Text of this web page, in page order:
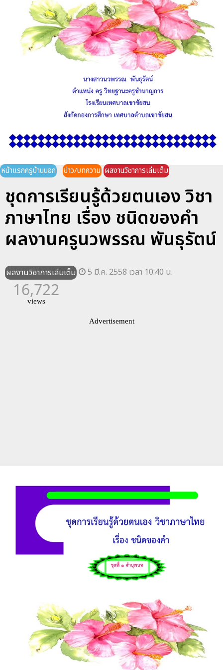
หน้าแรกครูบ้านนอก ข่าว/บทความ ผลงานวิชาการเล่มเต็ม
ชุดการเรียนรู้ด้วยตนเอง วิชา
ภาษาไทย เรื่อง ชนิดของคำ
ผลงานครูนวพรรณ พันธุรัตน์
ผลงานวิชาการเล่มเต็ม 5 มี.ค. 2558 เวลา 10:40 น.
16,722
views
Advertisement